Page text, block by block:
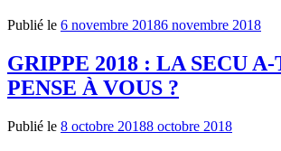
Publié le 6 novembre 20186 novembre 2018
GRIPPE 2018 : LA SECU
PENSE À VOUS ?
Publié le 8 octobre 20188 octobre 2018